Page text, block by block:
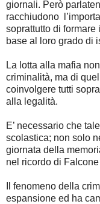
giornali. Però
racchiudono
soprattutto di
base al loro grado di
La lotta alla mafia
criminalità, ma di
coinvolgere tutti
alla legalità.
E’ necessario che
scolastica; non solo
giornata della
nel ricordo di
Il fenomeno della
espansione ed ha